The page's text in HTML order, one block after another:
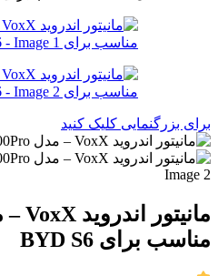
برای بزرگنمایی کلیک کنید
مناسب برای BYD S6